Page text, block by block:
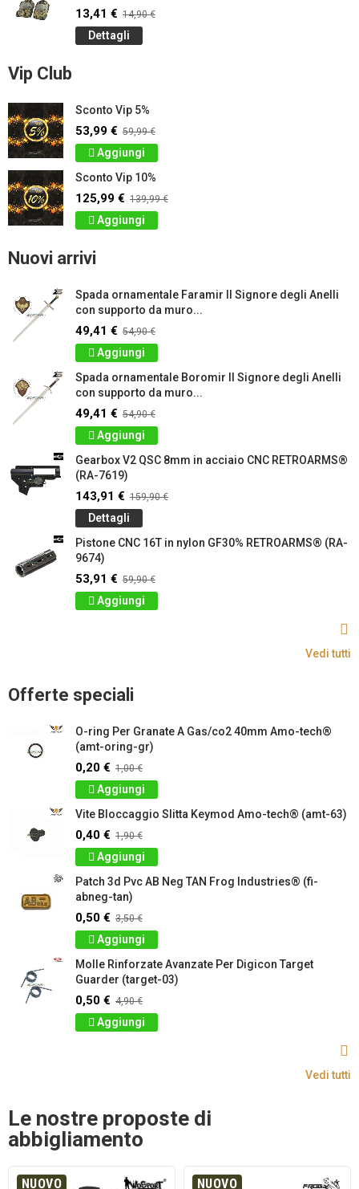
13,41 € 14,90 €
Dettagli
Vip Club
Sconto Vip 5%
53,99 € 59,99 €
Aggiungi
Sconto Vip 10%
125,99 € 139,99 €
Aggiungi
Nuovi arrivi
Spada ornamentale Faramir Il Signore degli Anelli
con supporto da muro...
49,41 € 54,90 €
Aggiungi
Spada ornamentale Boromir Il Signore degli Anelli
con supporto da muro...
49,41 € 54,90 €
Aggiungi
Gearbox V2 QSC 8mm in acciaio CNC RETROARMS®
(RA-7619)
143,91 € 159,90 €
Dettagli
Pistone CNC 16T in nylon GF30% RETROARMS® (RA-
9674)
53,91 € 59,90 €
Aggiungi
Vedi tutti
Offerte speciali
O-ring Per Granate A Gas/co2 40mm Amo-tech®
(amt-oring-gr)
0,20 € 1,00 €
Aggiungi
Vite Bloccaggio Slitta Keymod Amo-tech® (amt-63)
0,40 € 1,90 €
Aggiungi
Patch 3d Pvc AB Neg TAN Frog Industries® (fi-
abneg-tan)
0,50 € 3,50 €
Aggiungi
Molle Rinforzate Avanzate Per Digicon Target
Guarder (target-03)
0,50 € 4,90 €
Aggiungi
Vedi tutti
Le nostre proposte di
abbigliamento
NUOVO NUOVO